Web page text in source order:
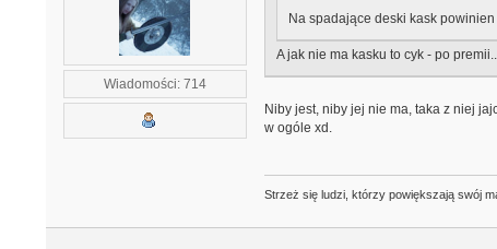
Wiadomości: 714
Na spadające deski kask
A jak nie ma kasku to cyk - po
Niby jest, niby jej nie ma, taka z niej
w ogóle xd.
Strzeż się ludzi, którzy powiększają swój